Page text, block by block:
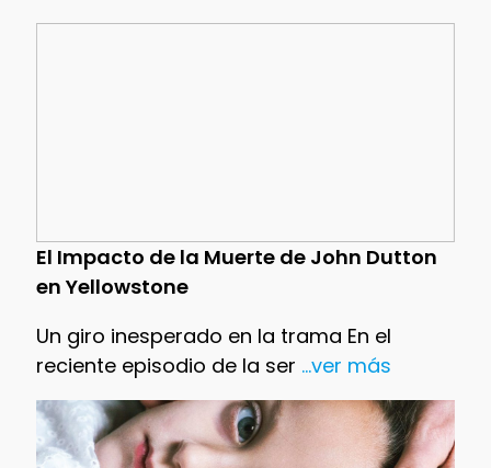
El Impacto de la Muerte de John Dutton
en Yellowstone
Un giro inesperado en la trama En el
reciente episodio de la ser ...ver más